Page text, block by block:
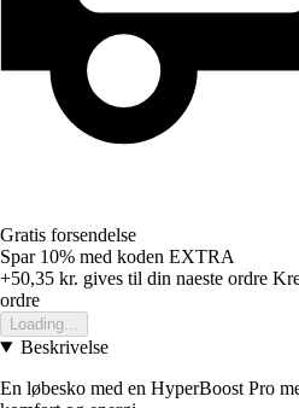
Gratis forsendelse
Spar 10% med koden EXTRA
+50,35 kr. gives til din naeste ordre
ordre
Loading...
Beskrivelse
En løbesko med en HyperBoost Pro